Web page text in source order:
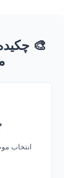
🎨
انتخاب